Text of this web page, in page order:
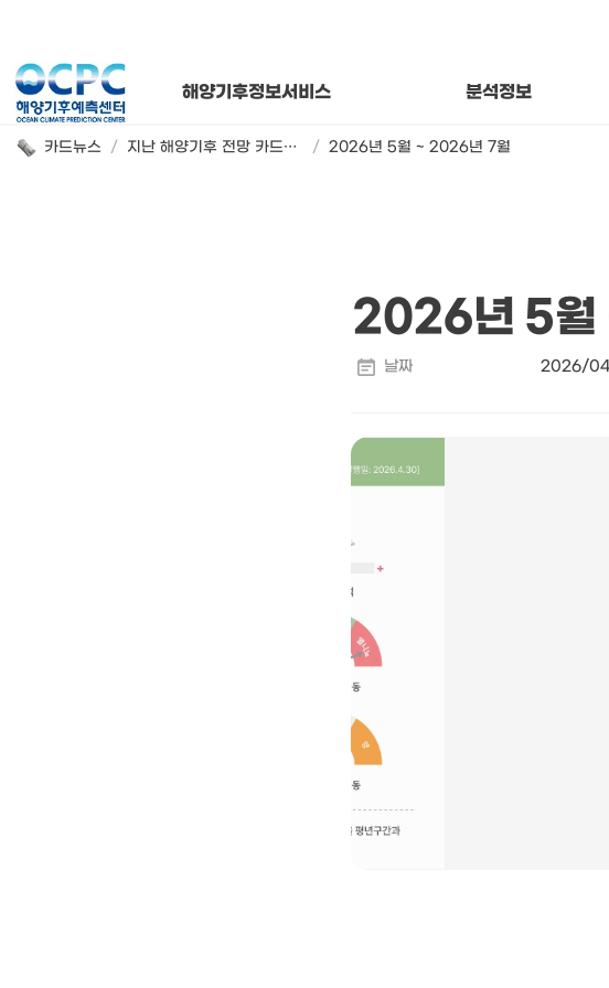
해양기후정보서비스 분석정보
카드뉴스 / 지난 해양기후 전망 카드뉴스 / 2026년 5월 ~ 2026년 7월
월별 해양기후 분석자료
2026년 5월
날짜 2026/